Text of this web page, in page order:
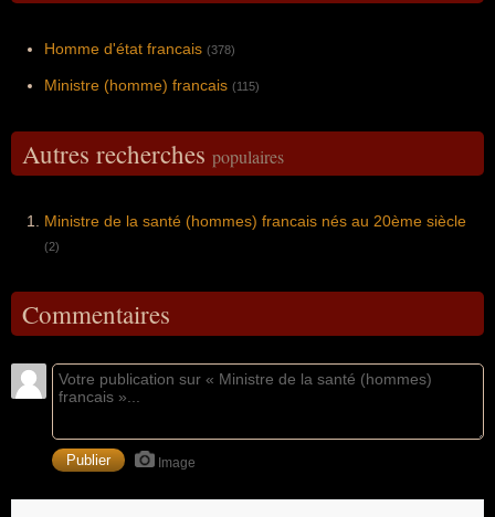
Homme d'état francais (378)
Ministre (homme) francais (115)
Autres recherches populaires
Ministre de la santé (hommes) francais nés au 20ème siècle
(2)
Commentaires
Image